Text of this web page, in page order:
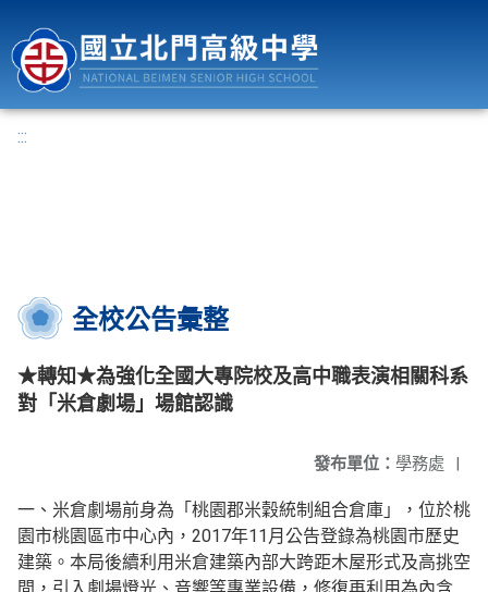
:::
全校公告彙整
★轉知★為強化全國大專院校及高中職表演相關科系
對「米倉劇場」場館認識
發布單位： 學務處 |
一、米倉劇場前身為「桃園郡米穀統制組合倉庫」，位於桃
園市桃園區市中心內，2017年11月公告登錄為桃園市歷史
建築。本局後續利用米倉建築內部大跨距木屋形式及高挑空